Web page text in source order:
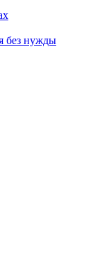
без нужды